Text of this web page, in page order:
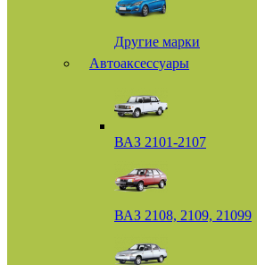
Другие марки
Автоаксессуары
ВАЗ 2101-2107
ВАЗ 2108, 2109, 21099